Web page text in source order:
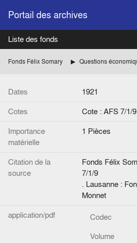
Portail des archives
Liste des fonds
Fonds Félix Somary Questions
Dates
1921
Cotes
Cote : AFS 7/1/9
Importance
matérielle
1 Pièces
Citation de la
source
Fonds Félix
7/1/9
. Lausanne :
Monnet
application/pdf
Codec
Volume